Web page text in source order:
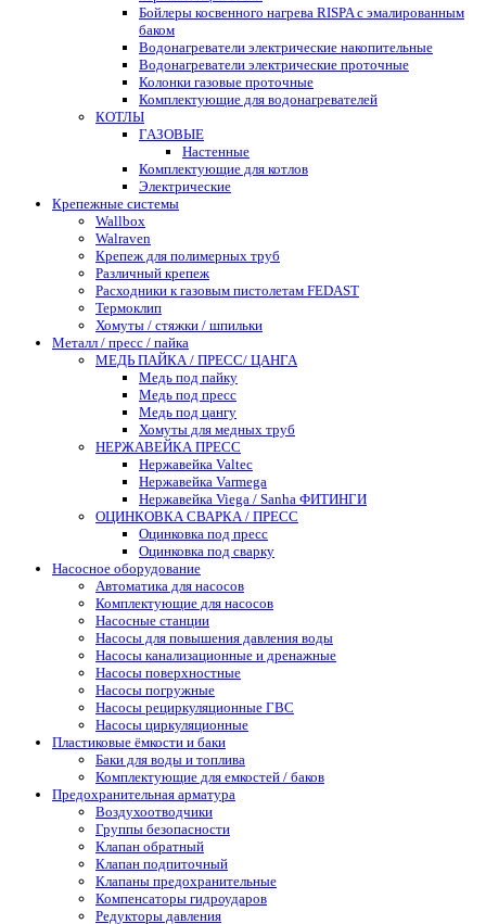
Бойлеры косвенного нагрева RISPA с эмалированным
баком
Водонагреватели электрические накопительные
Водонагреватели электрические проточные
Колонки газовые проточные
Комплектующие для водонагревателей
КОТЛЫ
ГАЗОВЫЕ
Настенные
Комплектующие для котлов
Электрические
Крепежные системы
Wallbox
Walraven
Крепеж для полимерных труб
Различный крепеж
Расходники к газовым пистолетам FEDAST
Термоклип
Хомуты / стяжки / шпильки
Металл / пресс / пайка
МЕДЬ ПАЙКА / ПРЕСС/ ЦАНГА
Медь под пайку
Медь под пресс
Медь под цангу
Хомуты для медных труб
НЕРЖАВЕЙКА ПРЕСС
Нержавейка Valtec
Нержавейка Varmega
Нержавейка Viega / Sanha ФИТИНГИ
ОЦИНКОВКА СВАРКА / ПРЕСС
Оцинковка под пресс
Оцинковка под сварку
Насосное оборудование
Автоматика для насосов
Комплектующие для насосов
Насосные станции
Насосы для повышения давления воды
Насосы канализационные и дренажные
Насосы поверхностные
Насосы погружные
Насосы рециркуляционные ГВС
Насосы циркуляционные
Пластиковые ёмкости и баки
Баки для воды и топлива
Комплектующие для емкостей / баков
Предохранительная арматура
Воздухоотводчики
Группы безопасности
Клапан обратный
Клапан подпиточный
Клапаны предохранительные
Компенсаторы гидроударов
Редукторы давления